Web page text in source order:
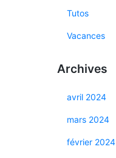
Tutos
Vacances
Archives
avril 2024
mars 2024
février 2024